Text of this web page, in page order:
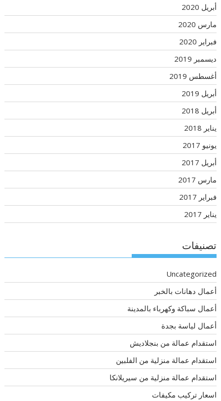
أبريل 2020
مارس 2020
فبراير 2020
ديسمبر 2019
أغسطس 2019
أبريل 2019
أبريل 2018
يناير 2018
يونيو 2017
أبريل 2017
مارس 2017
فبراير 2017
يناير 2017
تصنيفات
Uncategorized
أعمال دهانات بالخبر
أعمال سباكة وكهرباء بالمدينة
أعمال لياسة بجدة
استقدام عمالة من بنجلاديش
استقدام عمالة منزلية من الفلبين
استقدام عمالة منزلية من سيريلانكا
اسعار تركيب مكيفات